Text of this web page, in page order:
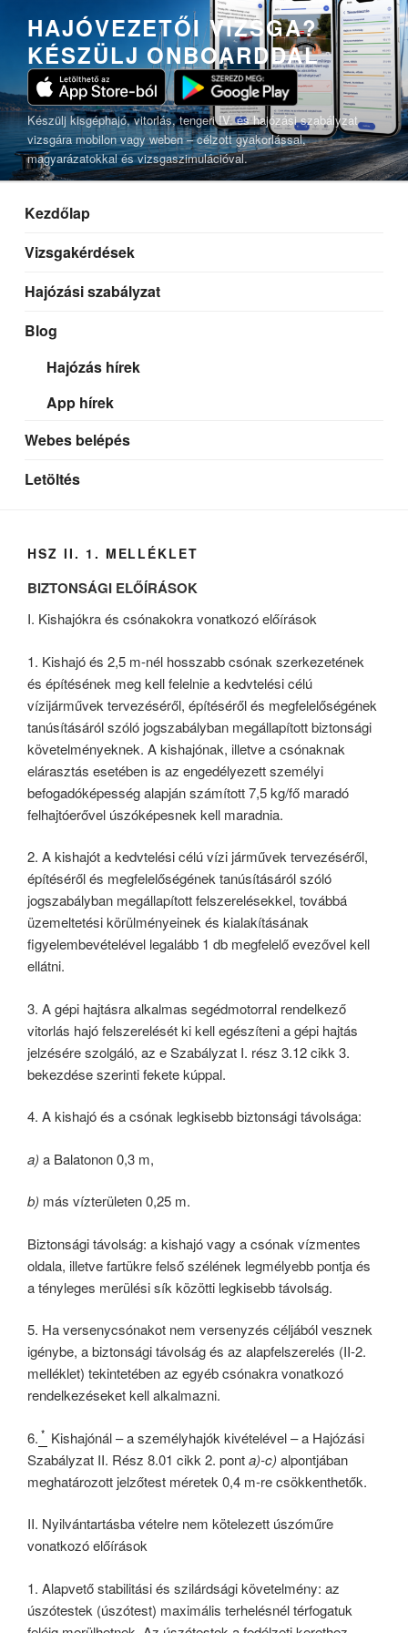
HAJÓVEZETŐI VIZSGA?
KÉSZÜLJ ONBOARDDAL
Készülj kisgéphajó, vitorlás, tengeri IV. és hajózási szabályzat
vizsgára mobilon vagy weben – célzott gyakorlással,
magyarázatokkal és vizsgaszimulációval.
Kezdőlap
Vizsgakérdések
Hajózási szabályzat
Blog
Hajózás hírek
App hírek
Webes belépés
Letöltés
HSZ II. 1. MELLÉKLET
BIZTONSÁGI ELŐÍRÁSOK
I. Kishajókra és csónakokra vonatkozó előírások
1. Kishajó és 2,5 m-nél hosszabb csónak szerkezetének
és építésének meg kell felelnie a kedvtelési célú
vízijárművek tervezéséről, építéséről és megfelelőségének
tanúsításáról szóló jogszabályban megállapított biztonsági
követelményeknek. A kishajónak, illetve a csónaknak
elárasztás esetében is az engedélyezett személyi
befogadóképesség alapján számított 7,5 kg/fő maradó
felhajtóerővel úszóképesnek kell maradnia.
2. A kishajót a kedvtelési célú vízi járművek tervezéséről,
építéséről és megfelelőségének tanúsításáról szóló
jogszabályban megállapított felszerelésekkel, továbbá
üzemeltetési körülményeinek és kialakításának
figyelembevételével legalább 1 db megfelelő evezővel kell
ellátni.
3. A gépi hajtásra alkalmas segédmotorral rendelkező
vitorlás hajó felszerelését ki kell egészíteni a gépi hajtás
jelzésére szolgáló, az e Szabályzat I. rész 3.12 cikk 3.
bekezdése szerinti fekete kúppal.
4. A kishajó és a csónak legkisebb biztonsági távolsága:
a) a Balatonon 0,3 m,
b) más vízterületen 0,25 m.
Biztonsági távolság: a kishajó vagy a csónak vízmentes
oldala, illetve fartükre felső szélének legmélyebb pontja és
a tényleges merülési sík közötti legkisebb távolság.
5. Ha versenycsónakot nem versenyzés céljából vesznek
igénybe, a biztonsági távolság és az alapfelszerelés (II-2.
melléklet) tekintetében az egyéb csónakra vonatkozó
rendelkezéseket kell alkalmazni.
6. * Kishajónál – a személyhajók kivételével – a Hajózási
Szabályzat II. Rész 8.01 cikk 2. ponta)-c) alpontjában
meghatározott jelzőtest méretek 0,4 m-re csökkenthetők.
II. Nyilvántartásba vételre nem kötelezett úszóműre
vonatkozó előírások
1. Alapvető stabilitási és szilárdsági követelmény: az
úszótestek (úszótest) maximális terhelésnél térfogatuk